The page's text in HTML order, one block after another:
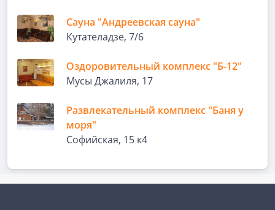
Сауна "Андреевская сауна"
Кутателадзе, 7/6
Оздоровительный комплекс "Б-12"
Мусы Джалиля, 17
Развлекательный комплекс "Баня у
моря"
Софийская, 15 к4